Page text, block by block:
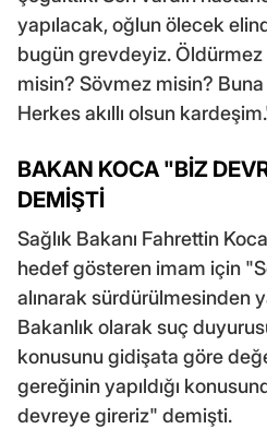
yapılacak, oğlun ölecek
bugün grevdeyiz.
misin? Sövmez misin?
Herkes akıllı olsun
BAKAN KOCA "BİZ
DEMİŞTİ
Sağlık Bakanı Fahrettin
hedef gösteren imam için
alınarak sürdürülmesinden
Bakanlık olarak suç
konusunu gidişata göre
gereğinin yapıldığı
devreye gireriz" demişti.